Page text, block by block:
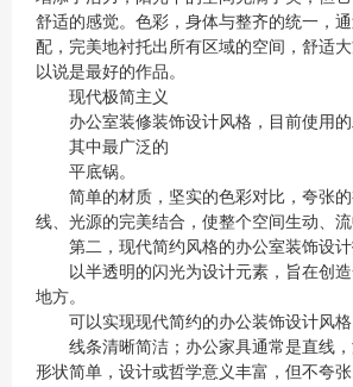
舒适的感觉。色彩，身体与整齐的统一，
配，完美地衬托出所有区域的空间，舒适
以说是最好的作品。
现代极简主义
办公室装修装饰设计风格，目前使用
其中最广泛的
平底锅。
简单的材质，坚实的色彩对比，夸张的
线、光源的完美结合，使整个空间生动、流
第二，现代简约风格的办公室装饰设计
以半透明的闪光为设计元素，旨在创
地方。
可以实现现代简约的办公装饰设计风格
线条清晰简洁；办公家具通常是直线，
形状简单，设计或哲学意义丰富，但不夸